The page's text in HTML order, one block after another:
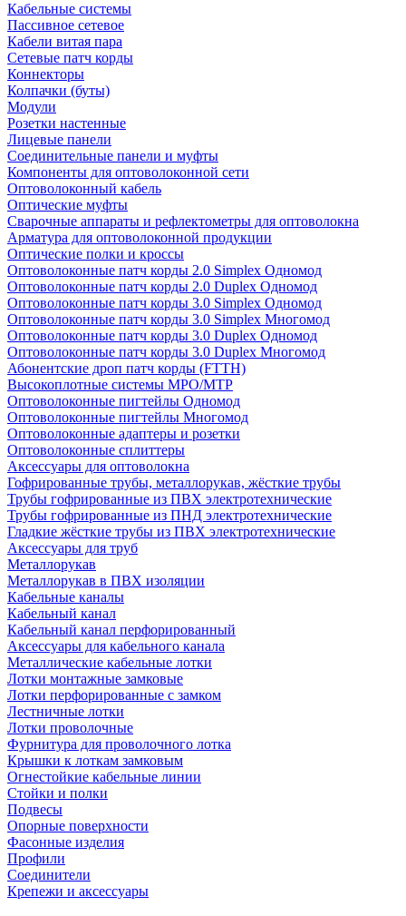
Кабельные системы
Пассивное сетевое
Кабели витая пара
Сетевые патч корды
Коннекторы
Колпачки (буты)
Модули
Розетки настенные
Лицевые панели
Соединительные панели и муфты
Компоненты для оптоволоконной сети
Оптоволоконный кабель
Оптические муфты
Сварочные аппараты и рефлектометры для оптоволокна
Арматура для оптоволоконной продукции
Оптические полки и кроссы
Оптоволоконные патч корды 2.0 Simplex Одномод
Оптоволоконные патч корды 2.0 Duplex Одномод
Оптоволоконные патч корды 3.0 Simplex Одномод
Оптоволоконные патч корды 3.0 Simplex Многомод
Оптоволоконные патч корды 3.0 Duplex Одномод
Оптоволоконные патч корды 3.0 Duplex Многомод
Абонентские дроп патч корды (FTTH)
Высокоплотные системы MPO/MTP
Оптоволоконные пигтейлы Одномод
Оптоволоконные пигтейлы Многомод
Оптоволоконные адаптеры и розетки
Оптоволоконные сплиттеры
Аксессуары для оптоволокна
Гофрированные трубы, металлорукав, жёсткие трубы
Трубы гофрированные из ПВХ электротехнические
Трубы гофрированные из ПНД электротехнические
Гладкие жёсткие трубы из ПВХ электротехнические
Аксессуары для труб
Металлорукав
Металлорукав в ПВХ изоляции
Кабельные каналы
Кабельный канал
Кабельный канал перфорированный
Аксессуары для кабельного канала
Металлические кабельные лотки
Лотки монтажные замковые
Лотки перфорированные с замком
Лестничные лотки
Лотки проволочные
Фурнитура для проволочного лотка
Крышки к лоткам замковым
Огнестойкие кабельные линии
Стойки и полки
Подвесы
Опорные поверхности
Фасонные изделия
Профили
Соединители
Крепежи и аксессуары